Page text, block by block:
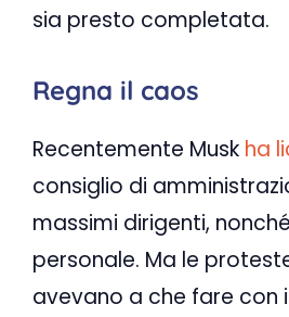
sia presto completata.
Regna il caos
Recentemente Musk ha
consiglio di
massimi dirigenti,
personale. Ma le
avevano a che fare con